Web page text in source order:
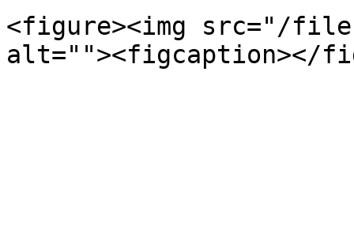
<figure><img src="/files/